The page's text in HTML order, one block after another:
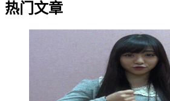
热门文章